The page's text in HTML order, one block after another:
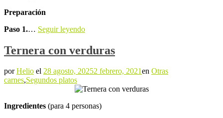
Preparación
Paso 1.… Seguir leyendo
Ternera con verduras
porHelio el 28 agosto, 20252 febrero, 2021en Otras
carnes,Segundos platos
Ingredientes (para 4 personas)